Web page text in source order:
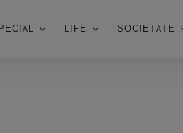
LIFE SOCIETATE